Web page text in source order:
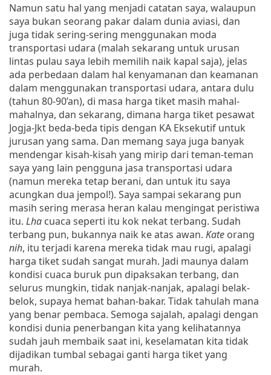
Namun satu hal yang menjadi catatan saya, walaupun
saya bukan seorang pakar dalam dunia aviasi, dan
juga tidak sering-sering menggunakan moda
transportasi udara (malah sekarang untuk urusan
lintas pulau saya lebih memilih naik kapal saja), jelas
ada perbedaan dalam hal kenyamanan dan keamanan
dalam menggunakan transportasi udara, antara dulu
(tahun 80-90’an), di masa harga tiket masih mahal-
mahalnya, dan sekarang, dimana harga tiket pesawat
Jogja-Jkt beda-beda tipis dengan KA Eksekutif untuk
jurusan yang sama. Dan memang saya juga banyak
mendengar kisah-kisah yang mirip dari teman-teman
saya yang lain pengguna jasa transportasi udara
(namun mereka tetap berani, dan untuk itu saya
acungkan dua jempol!). Saya sampai sekarang pun
masih sering merasa heran kalau mengingat peristiwa
itu. Lha cuaca seperti itu kok nekat terbang. Sudah
terbang pun, bukannya naik ke atas awan. Kate orang
nih, itu terjadi karena mereka tidak mau rugi, apalagi
harga tiket sudah sangat murah. Jadi maunya dalam
kondisi cuaca buruk pun dipaksakan terbang, dan
selurus mungkin, tidak nanjak-nanjak, apalagi belak-
belok, supaya hemat bahan-bakar. Tidak tahulah mana
yang benar pembaca. Semoga sajalah, apalagi dengan
kondisi dunia penerbangan kita yang kelihatannya
sudah jauh membaik saat ini, keselamatan kita tidak
dijadikan tumbal sebagai ganti harga tiket yang
murah.